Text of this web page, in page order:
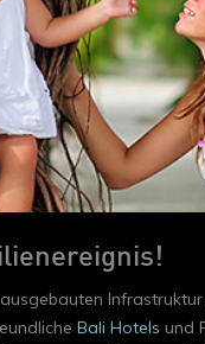
Bali Hotels und